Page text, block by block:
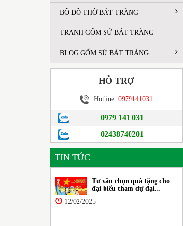
BỘ ĐỒ THỜ BÁT TRÀNG
TRANH GỐM SỨ BÁT TRÀNG
BLOG GỐM SỨ BÁT TRÀNG
HỖ TRỢ
Hotline: 0979141031
0979 141 031
02438740201
TIN TỨC
Tư vấn chọn quà tặng cho
đại biểu tham dự đại...
12/02/2025